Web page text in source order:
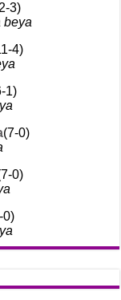
3)
beya
4)
1)
(7-0)
0)
0)